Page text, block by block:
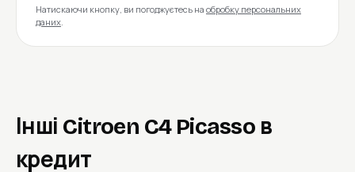
Натискаючи кнопку, ви погоджуєтесь на обробку персональних
даних.
Інші Citroen C4 Picasso в
кредит